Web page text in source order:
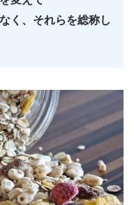
く、それらを総称し